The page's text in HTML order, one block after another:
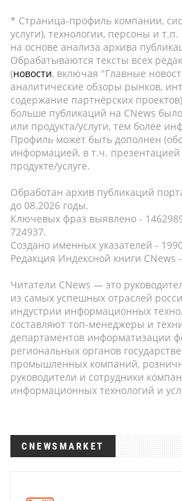
* Страница-профиль компании,
услуги), технологии, персоны и
на основе анализа архива
Обрабатываются тексты всех
(новости, включая "Главные
аналитические обзоры рынков,
содержание партнёрских
больше публикаций на CNews
или продукта/услуги, тем более
Профиль может быть дополнен
информацией, в т.ч.
продукте/услуге.
Обработан архив публикаций
до 08.2026 годы.
Ключевых фраз выявлено -
724937.
Создано именных указателей -
Редакция Индексной книги CNews -
Читатели CNews — это
из самых успешных отраслей
индустрии информационных
составляют топ-менеджеры и
департаментов информатизации
региональных органов
промышленных компаний,
руководители и сотрудники
информационных технологий и
CNEWSMARKET